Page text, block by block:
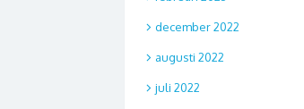
december 2022
augusti 2022
juli 2022